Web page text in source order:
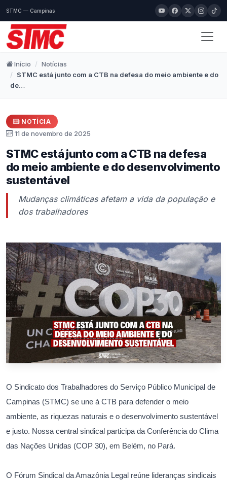
STMC — Campinas
Início
Notícias
STMC está junto com a CTB na defesa do meio ambiente e do
de…
NOTÍCIA
11 de novembro de 2025
STMC está junto com a CTB na defesa
do meio ambiente e do desenvolvimento
sustentável
Mudanças climáticas afetam a vida da população e
dos trabalhadores
O Sindicato dos Trabalhadores do Serviço Público Municipal de
Campinas (STMC) se une à CTB para defender o meio
ambiente, as riquezas naturais e o desenvolvimento sustentável
e justo. Nossa central sindical participa da Conferência do Clima
das Nações Unidas (COP 30), em Belém, no Pará.
O Fórum Sindical da Amazônia Legal reúne lideranças sindicais